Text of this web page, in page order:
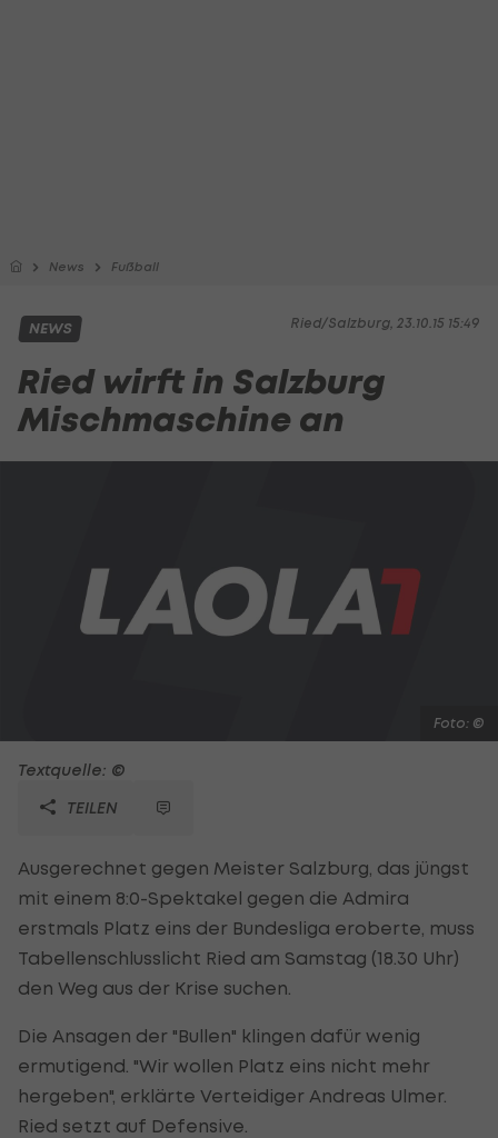
News Fußball
Ried/Salzburg, 23.10.15 15:49
NEWS
Ried wirft in Salzburg
Mischmaschine an
Foto: ©
Textquelle: ©
TEILEN
Ausgerechnet gegen Meister Salzburg, das jüngst
mit einem 8:0-Spektakel gegen die Admira
erstmals Platz eins der Bundesliga eroberte, muss
Tabellenschlusslicht Ried am Samstag (18.30 Uhr)
den Weg aus der Krise suchen.
Die Ansagen der "Bullen" klingen dafür wenig
ermutigend. "Wir wollen Platz eins nicht mehr
hergeben", erklärte Verteidiger Andreas Ulmer.
Ried setzt auf Defensive.